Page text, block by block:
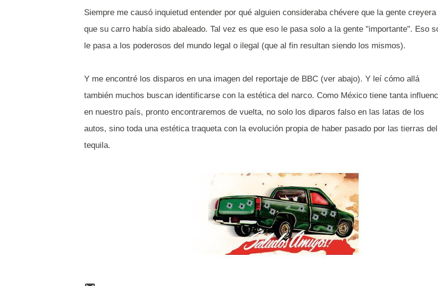
Siempre me causó inquietud entender por qué alguien consideraba chévere que la gente creyera
que su carro había sido abaleado. Tal vez es que eso le pasa solo a la gente "importante". Eso
le pasa a los poderosos del mundo legal o ilegal (que al fin resultan siendo los mismos).
Y me encontré los disparos en una imagen del reportaje de BBC (ver abajo). Y leí cómo allá
también muchos buscan identificarse con la estética del narco. Como México tiene tanta
en nuestro país, pronto encontraremos de vuelta, no solo los diparos falso en las latas de los
autos, sino toda una estética traqueta con la evolución propia de haber pasado por las tierras del
tequila.